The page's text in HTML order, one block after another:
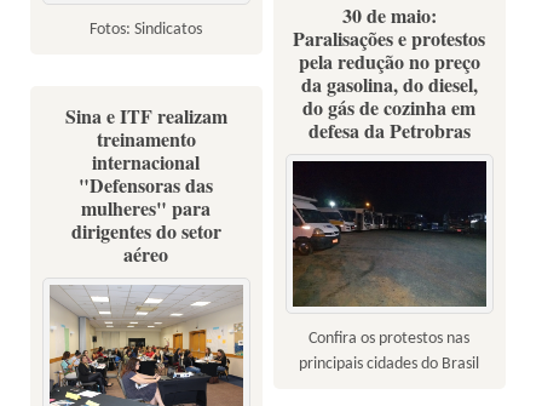
Fotos: Sindicatos
30 de maio:
Paralisações e protestos
pela redução no preço
da gasolina, do diesel,
do gás de cozinha em
defesa da Petrobras
Confira os protestos nas
principais cidades do Brasil
Sina e ITF realizam
treinamento
internacional
"Defensoras das
mulheres" para
dirigentes do setor
aéreo